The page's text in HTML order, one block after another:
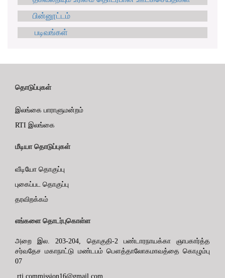
பின்னூட்டம்
படிவங்கள்
தொடுப்புகள்
இலங்கை பாராளுமன்றம்
RTI இலங்கை
மீடியா தொடுப்புகள்
வீடியோ தொகுப்பு
புகைப்பட தொகுப்பு
தரவிறக்கம்
எங்களை தொடர்புகொள்ள
அறை இல. 203-204, தொகுதி-2 பண்டாரநாயக்கா ஞாபகார்த்த
சர்வதேச மகாநாட்டு மண்டபம் பௌத்தாலோகமாவத்தை கொழும்பு
07
rti.commission16@gmail.com